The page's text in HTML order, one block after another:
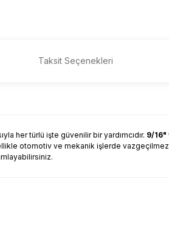
Taksit Seçenekleri
her türlü işte güvenilir bir yardımcıdır. 9/16"
otomotiv ve mekanik işlerde vazgeçilmez